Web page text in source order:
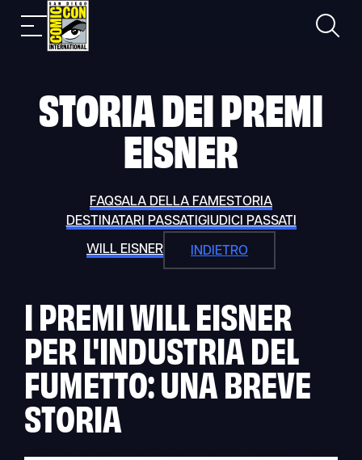
Skip
content
Navigazione
mobile
Ricerca
STORIA DEI PREMI
EISNER
FAQSALA DELLA FAMESTORIA
DESTINATARI PASSATI GIUDICI PASSATI
WILL EISNER INDIETRO
I PREMI WILL EISNER
PER L'INDUSTRIA DEL
FUMETTO: UNA BREVE
STORIA